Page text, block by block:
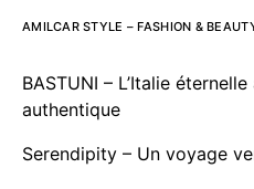
AMILCAR STYLE – FASHION &
BASTUNI – L’Italie
authentique
Serendipity – Un voyage